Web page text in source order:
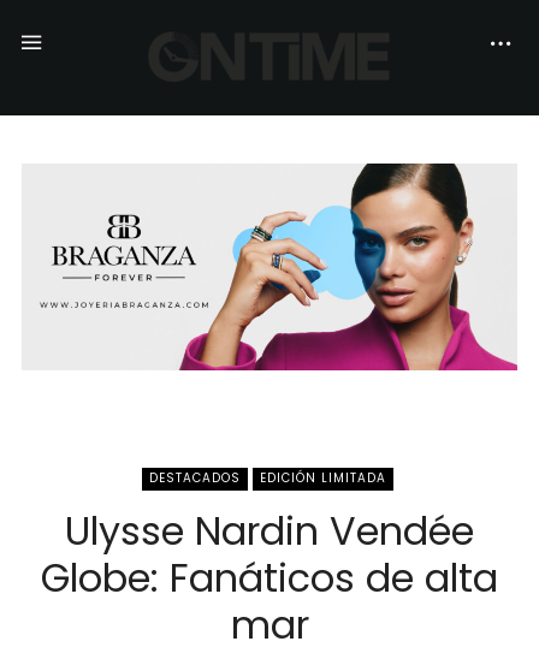
DESTACADOS EDICIÓN LIMITADA
Ulysse Nardin Vendée
Globe: Fanáticos de alta
mar